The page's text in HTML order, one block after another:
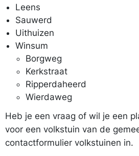
Leens
Sauwerd
Uithuizen
Winsum
Borgweg
Kerkstraat
Ripperdaheerd
Wierdaweg
Heb je een vraag of wil je een
voor een volkstuin van de
contactformulier volkstuinen in.